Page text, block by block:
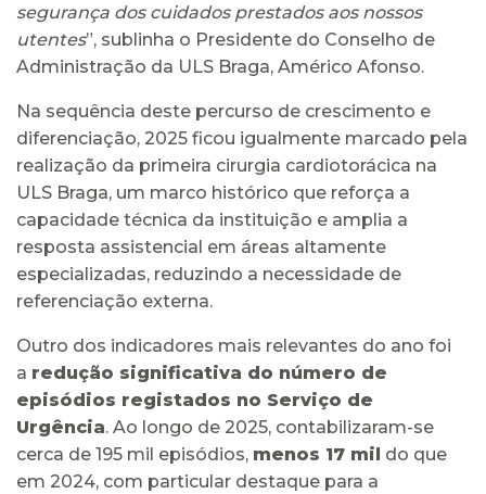
segurança dos cuidados prestados aos nossos
utentes”, sublinha o Presidente do Conselho de
Administração da ULS Braga, Américo Afonso.
Na sequência deste percurso de crescimento e
diferenciação, 2025 ficou igualmente marcado pela
realização da primeira cirurgia cardiotorácica na
ULS Braga, um marco histórico que reforça a
capacidade técnica da instituição e amplia a
resposta assistencial em áreas altamente
especializadas, reduzindo a necessidade de
referenciação externa.
Outro dos indicadores mais relevantes do ano foi
a redução significativa do número de
episódios registados no Serviço de
Urgência. Ao longo de 2025, contabilizaram-se
cerca de 195 mil episódios, menos 17 mil do que
em 2024, com particular destaque para a